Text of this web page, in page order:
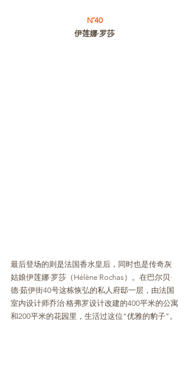
N˚40
伊莲娜·罗莎
最后登场的则是法国香水皇后，同时也是传奇灰
姑娘伊莲娜·罗莎（Hélène Rochas）。在巴尔贝·
德·茹伊街40号这栋恢弘的私人府邸一层，由法国
室内设计师乔治·格弗罗设计改建的400平米的公寓
和200平米的花园里，生活过这位“优雅的豹子”。